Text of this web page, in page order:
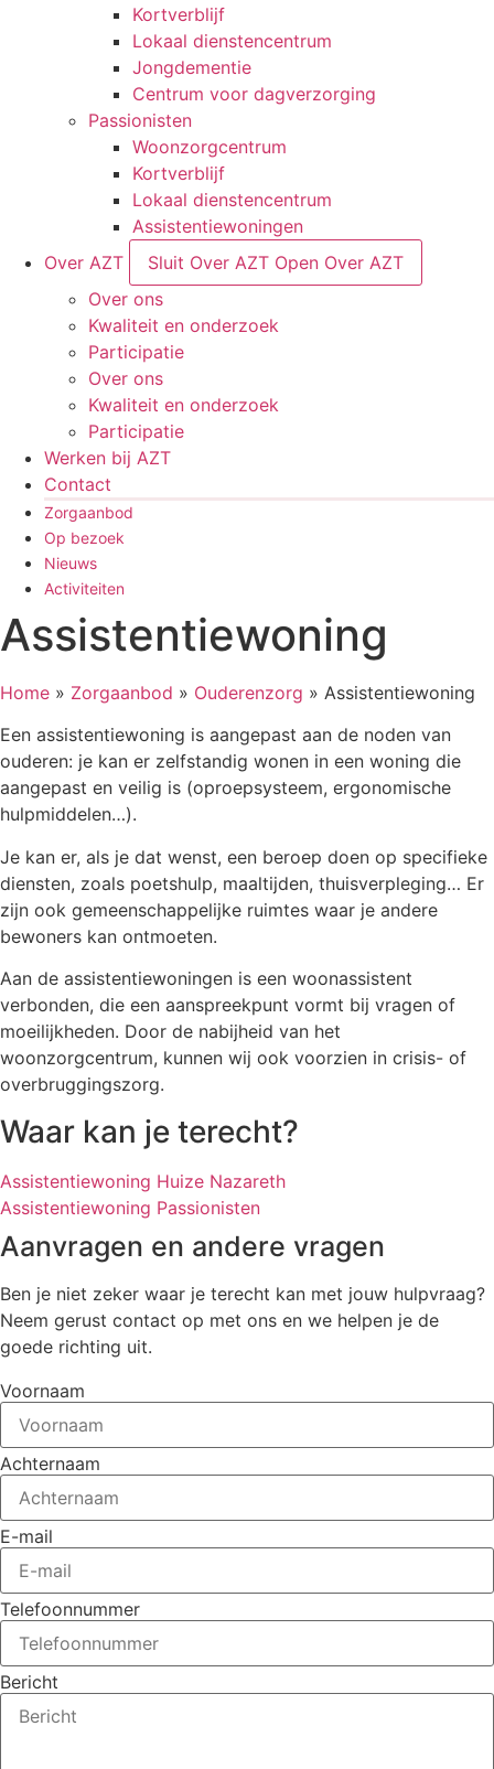
Kortverblijf
Lokaal dienstencentrum
Jongdementie
Centrum voor dagverzorging
Passionisten
Woonzorgcentrum
Kortverblijf
Lokaal dienstencentrum
Assistentiewoningen
Over AZT
Sluit Over AZT Open Over AZT
Over ons
Kwaliteit en onderzoek
Participatie
Over ons
Kwaliteit en onderzoek
Participatie
Werken bij AZT
Contact
Zorgaanbod
Op bezoek
Nieuws
Activiteiten
Assistentiewoning
Home » Zorgaanbod » Ouderenzorg » Assistentiewoning
Een assistentiewoning is aangepast aan de noden van
ouderen: je kan er zelfstandig wonen in een woning die
aangepast en veilig is (oproepsysteem, ergonomische
hulpmiddelen…).
Je kan er, als je dat wenst, een beroep doen op specifieke
diensten, zoals poetshulp, maaltijden, thuisverpleging… Er
zijn ook gemeenschappelijke ruimtes waar je andere
bewoners kan ontmoeten.
Aan de assistentiewoningen is een woonassistent
verbonden, die een aanspreekpunt vormt bij vragen of
moeilijkheden. Door de nabijheid van het
woonzorgcentrum, kunnen wij ook voorzien in crisis- of
overbruggingszorg.
Waar kan je terecht?
Assistentiewoning Huize Nazareth
Assistentiewoning Passionisten
Aanvragen en andere vragen
Ben je niet zeker waar je terecht kan met jouw hulpvraag?
Neem gerust contact op met ons en we helpen je de
goede richting uit.
Voornaam
Achternaam
E-mail
Telefoonnummer
Bericht